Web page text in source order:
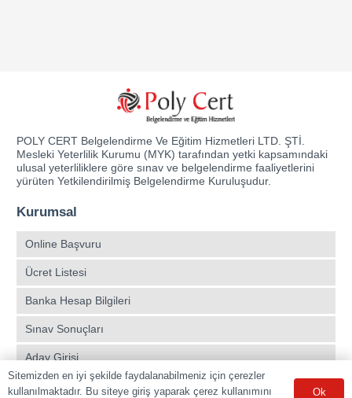
POLY CERT Belgelendirme Ve Eğitim Hizmetleri LTD. ŞTİ.
Mesleki Yeterlilik Kurumu (MYK) tarafından yetki kapsamındaki
ulusal yeterliliklere göre sınav ve belgelendirme faaliyetlerini
yürüten Yetkilendirilmiş Belgelendirme Kuruluşudur.
Kurumsal
Online Başvuru
Ücret Listesi
Banka Hesap Bilgileri
Sınav Sonuçları
Aday Girişi
Sınav Merkezleri
Sitemizden en iyi şekilde faydalanabilmeniz için çerezler
kullanılmaktadır. Bu siteye giriş yaparak çerez kullanımını
Ok